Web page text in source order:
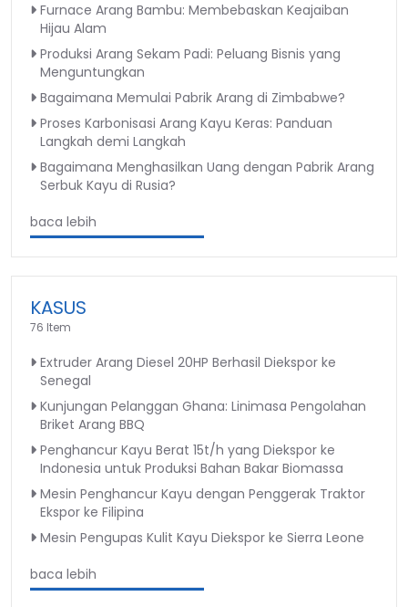
Furnace Arang Bambu: Membebaskan Keajaiban
Hijau Alam
Produksi Arang Sekam Padi: Peluang Bisnis yang
Menguntungkan
Bagaimana Memulai Pabrik Arang di Zimbabwe?
Proses Karbonisasi Arang Kayu Keras: Panduan
Langkah demi Langkah
Bagaimana Menghasilkan Uang dengan Pabrik Arang
Serbuk Kayu di Rusia?
baca lebih
KASUS
76 Item
Extruder Arang Diesel 20HP Berhasil Diekspor ke
Senegal
Kunjungan Pelanggan Ghana: Linimasa Pengolahan
Briket Arang BBQ
Penghancur Kayu Berat 15t/h yang Diekspor ke
Indonesia untuk Produksi Bahan Bakar Biomassa
Mesin Penghancur Kayu dengan Penggerak Traktor
Ekspor ke Filipina
Mesin Pengupas Kulit Kayu Diekspor ke Sierra Leone
baca lebih